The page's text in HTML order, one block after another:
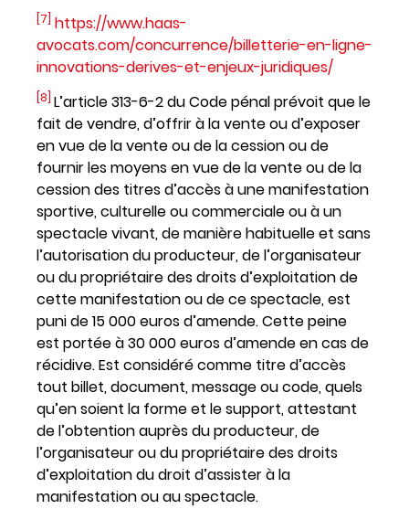
[7] https://www.haas-
avocats.com/concurrence/billetterie-en-ligne-
innovations-derives-et-enjeux-juridiques/
[8] L’article 313-6-2 du Code pénal prévoit que le
fait de vendre, d’offrir à la vente ou d’exposer
en vue de la vente ou de la cession ou de
fournir les moyens en vue de la vente ou de la
cession des titres d’accès à une manifestation
sportive, culturelle ou commerciale ou à un
spectacle vivant, de manière habituelle et sans
l’autorisation du producteur, de l’organisateur
ou du propriétaire des droits d’exploitation de
cette manifestation ou de ce spectacle, est
puni de 15 000 euros d’amende. Cette peine
est portée à 30 000 euros d’amende en cas de
récidive. Est considéré comme titre d’accès
tout billet, document, message ou code, quels
qu’en soient la forme et le support, attestant
de l’obtention auprès du producteur, de
l’organisateur ou du propriétaire des droits
d’exploitation du droit d’assister à la
manifestation ou au spectacle.